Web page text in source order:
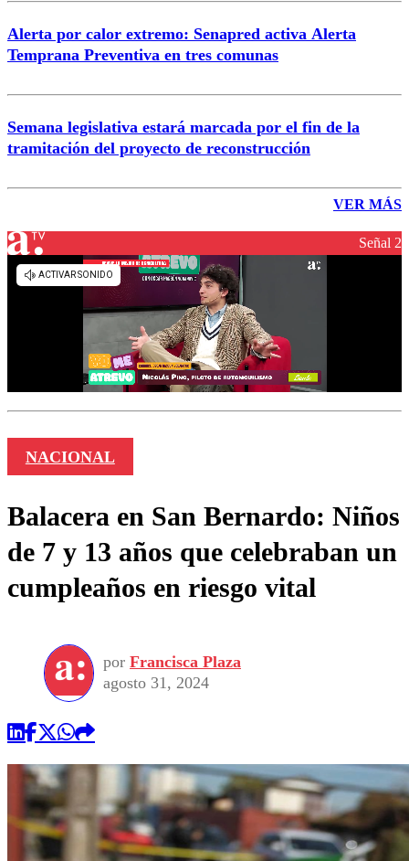
Alerta por calor extremo: Senapred activa Alerta
Temprana Preventiva en tres comunas
Semana legislativa estará marcada por el fin de la
tramitación del proyecto de reconstrucción
VER MÁS
Señal 2
NACIONAL
Balacera en San Bernardo: Niños
de 7 y 13 años que celebraban un
cumpleaños en riesgo vital
por Francisca Plaza
agosto 31, 2024